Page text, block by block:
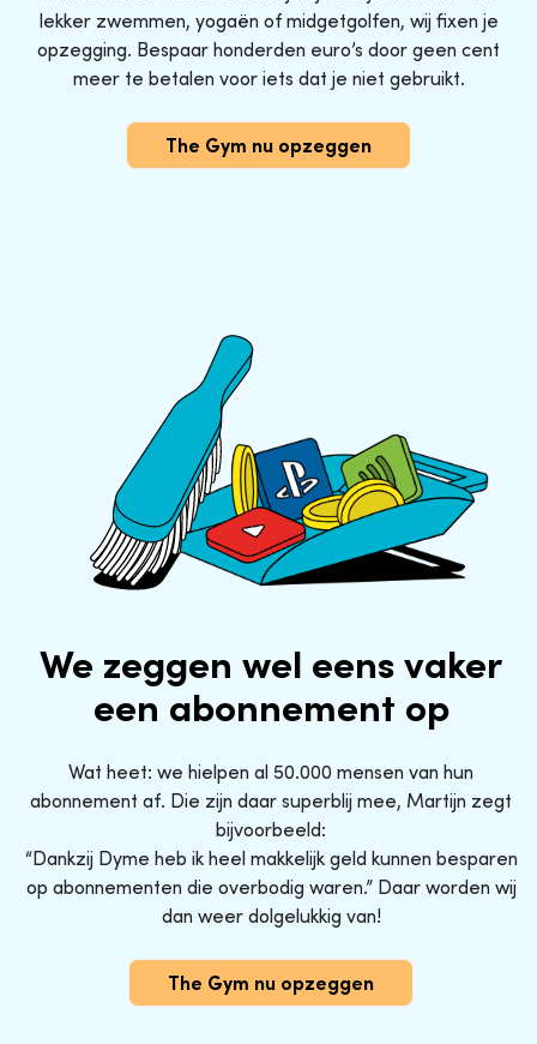
lekker zwemmen, yogaën of midgetgolfen, wij fixen je
opzegging. Bespaar honderden euro’s door geen cent
meer te betalen voor iets dat je niet gebruikt.
The Gym nu opzeggen
We zeggen wel eens vaker
een abonnement op
Wat heet: we hielpen al 50.000 mensen van hun
abonnement af. Die zijn daar superblij mee, Martijn zegt
bijvoorbeeld:
“Dankzij Dyme heb ik heel makkelijk geld kunnen besparen
op abonnementen die overbodig waren.” Daar worden wij
dan weer dolgelukkig van!
The Gym nu opzeggen